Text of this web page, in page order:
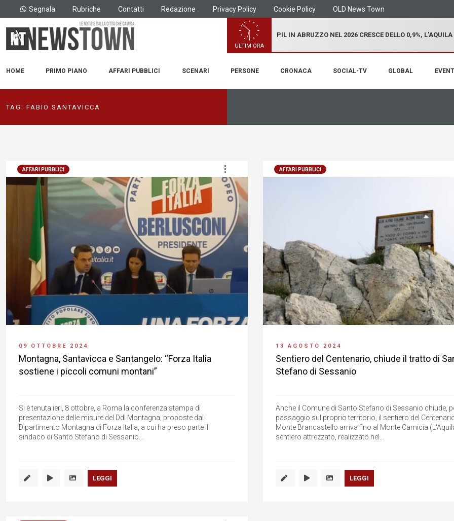
Segnala Rubriche Contatti Redazione Privacy Policy Cookie Policy OLD News Town
ULTIM'ORA
PIL IN ABRUZZO NEL 2026 CRESCE DELLO 0,9%,
HOME PRIMO PIANO AFFARI PUBBLICI SCENARI PERSONE CRONACA SOCIAL-TV GLOBAL EVENTI
TAG: FABIO SANTAVICCA
AFFARI PUBBLICI
09 OTTOBRE 2024
Montagna, Santavicca e Santangelo: “Forza Italia
sostiene i piccoli comuni montani”
Si è tenuta ieri, 8 ottobre, a Roma la conferenza stampa di
presentazione delle misure del Ddl Montagna, proposte dal
Dipartimento Montagna di Forza Italia, a cui ha preso parte il
sindaco di Santo Stefano di Sessanio...
LEGGI
AFFARI PUBBLICI
13 AGOSTO 2024
Sentiero del Centenario, chiude il tratto di
Stefano di Sessanio
Anche il Comune di Santo Stefano di Sessanio chiude,
passaggio sul proprio territorio, il sentiero del
Monte Brancastello arriva fino al Monte Camicia
sentiero attrezzato, realizzato nel...
LEGGI